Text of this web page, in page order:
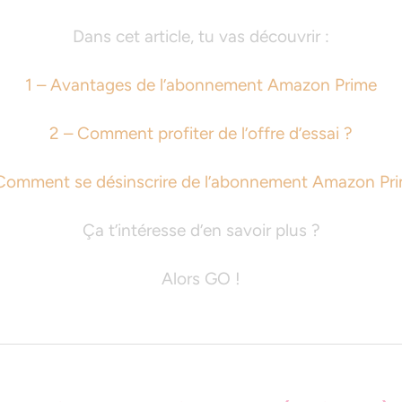
Dans cet article, tu vas découvrir :
1 – Avantages de l’abonnement Amazon Prime
2 – Comment profiter de l’offre d’essai ?
se désinscrire de l’abonnement Amazon
Ça t’intéresse d’en savoir plus ?
Alors GO !